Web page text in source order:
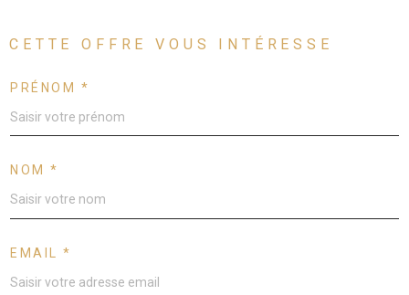
CETTE OFFRE VOUS INTÉRESSE
PRÉNOM *
NOM *
EMAIL *